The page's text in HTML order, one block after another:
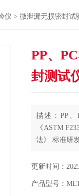
仪 > 微泄漏无损密封试
PP、
封测试
描述：PP
《ASTM
法》 标准研发
更新时间：
产品型号：